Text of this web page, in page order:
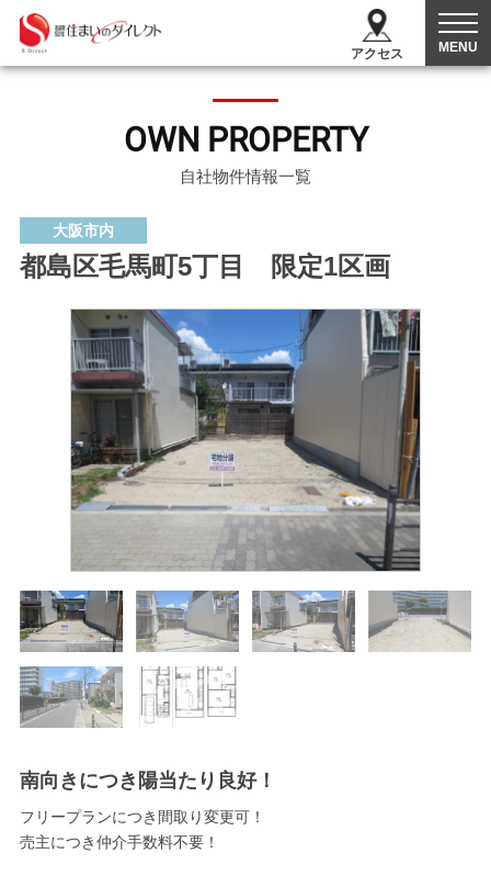
アクセス MENU
OWN PROPERTY
自社物件情報一覧
大阪市内
都島区毛馬町5丁目 限定1区画
南向きにつき陽当たり良好！
フリープランにつき間取り変更可！
売主につき仲介手数料不要！